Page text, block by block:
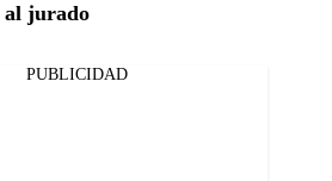
jurado
PUBLICIDAD